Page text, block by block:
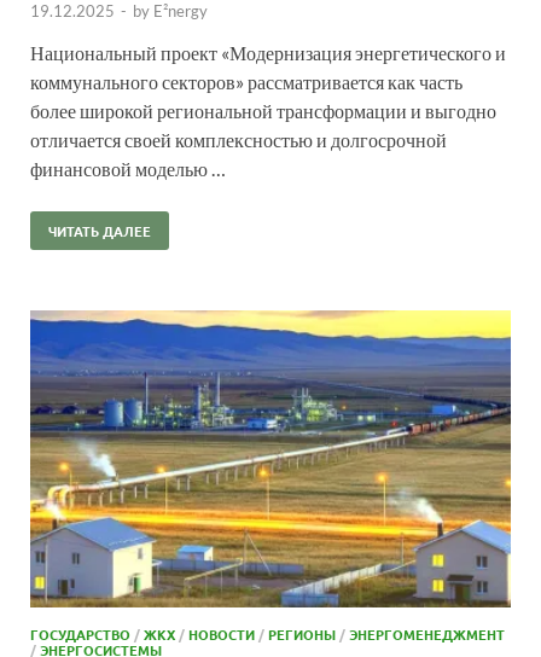
19.12.2025 - by E²nergy
Национальный проект «Модернизация энергетического и
коммунального секторов» рассматривается как часть
более широкой региональной трансформации и выгодно
отличается своей комплексностью и долгосрочной
финансовой моделью …
ЧИТАТЬ ДАЛЕЕ
ГОСУДАРСТВО /ЖКХ /НОВОСТИ /РЕГИОНЫ /ЭНЕРГОМЕНЕДЖМЕНТ
/ЭНЕРГОСИСТЕМЫ